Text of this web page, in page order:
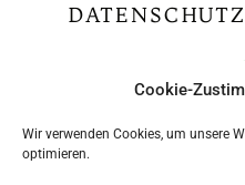
Cookie-
Wir verwenden Cookies, um unsere
optimieren.
DATENSCHUTZ